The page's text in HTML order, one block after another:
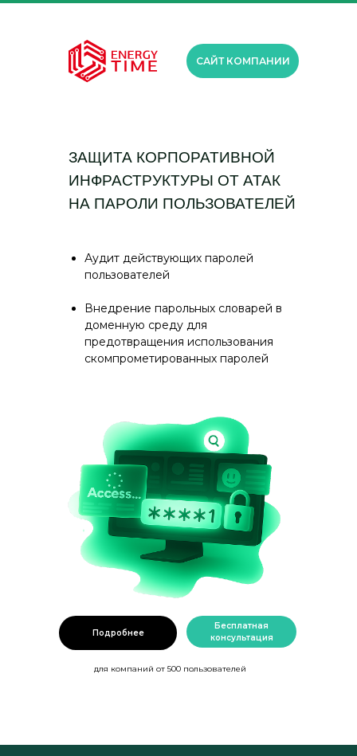
Аудит действующих паролей
пользователей
Внедрение парольных словарей в
доменную среду для
предотвращения использования
скомпрометированных паролей
Подробнее
Бесплатная
консультация
ЗАЩИТА КОРПОРАТИВНОЙ
ИНФРАСТРУКТУРЫ ОТ АТАК
НА ПАРОЛИ ПОЛЬЗОВАТЕЛЕЙ
САЙТ КОМПАНИИ
для компаний от 500 пользователей